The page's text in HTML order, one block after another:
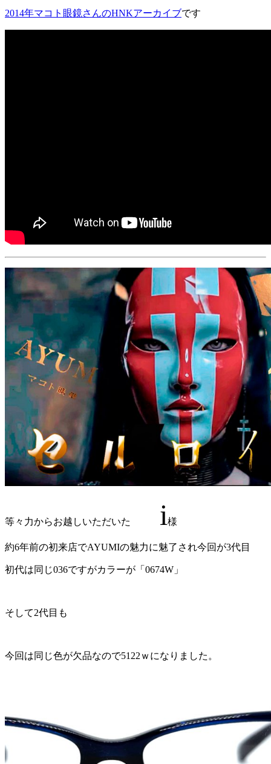
2014年マコト眼鏡さんのHNKアーカイブです
等々力からお越しいただいた i様
約6年前の初来店でAYUMIの魅力に魅了され今回が3代目
初代は同じ036ですがカラーが「0674W」
そして2代目も
今回は同じ色が欠品なので5122ｗになりました。